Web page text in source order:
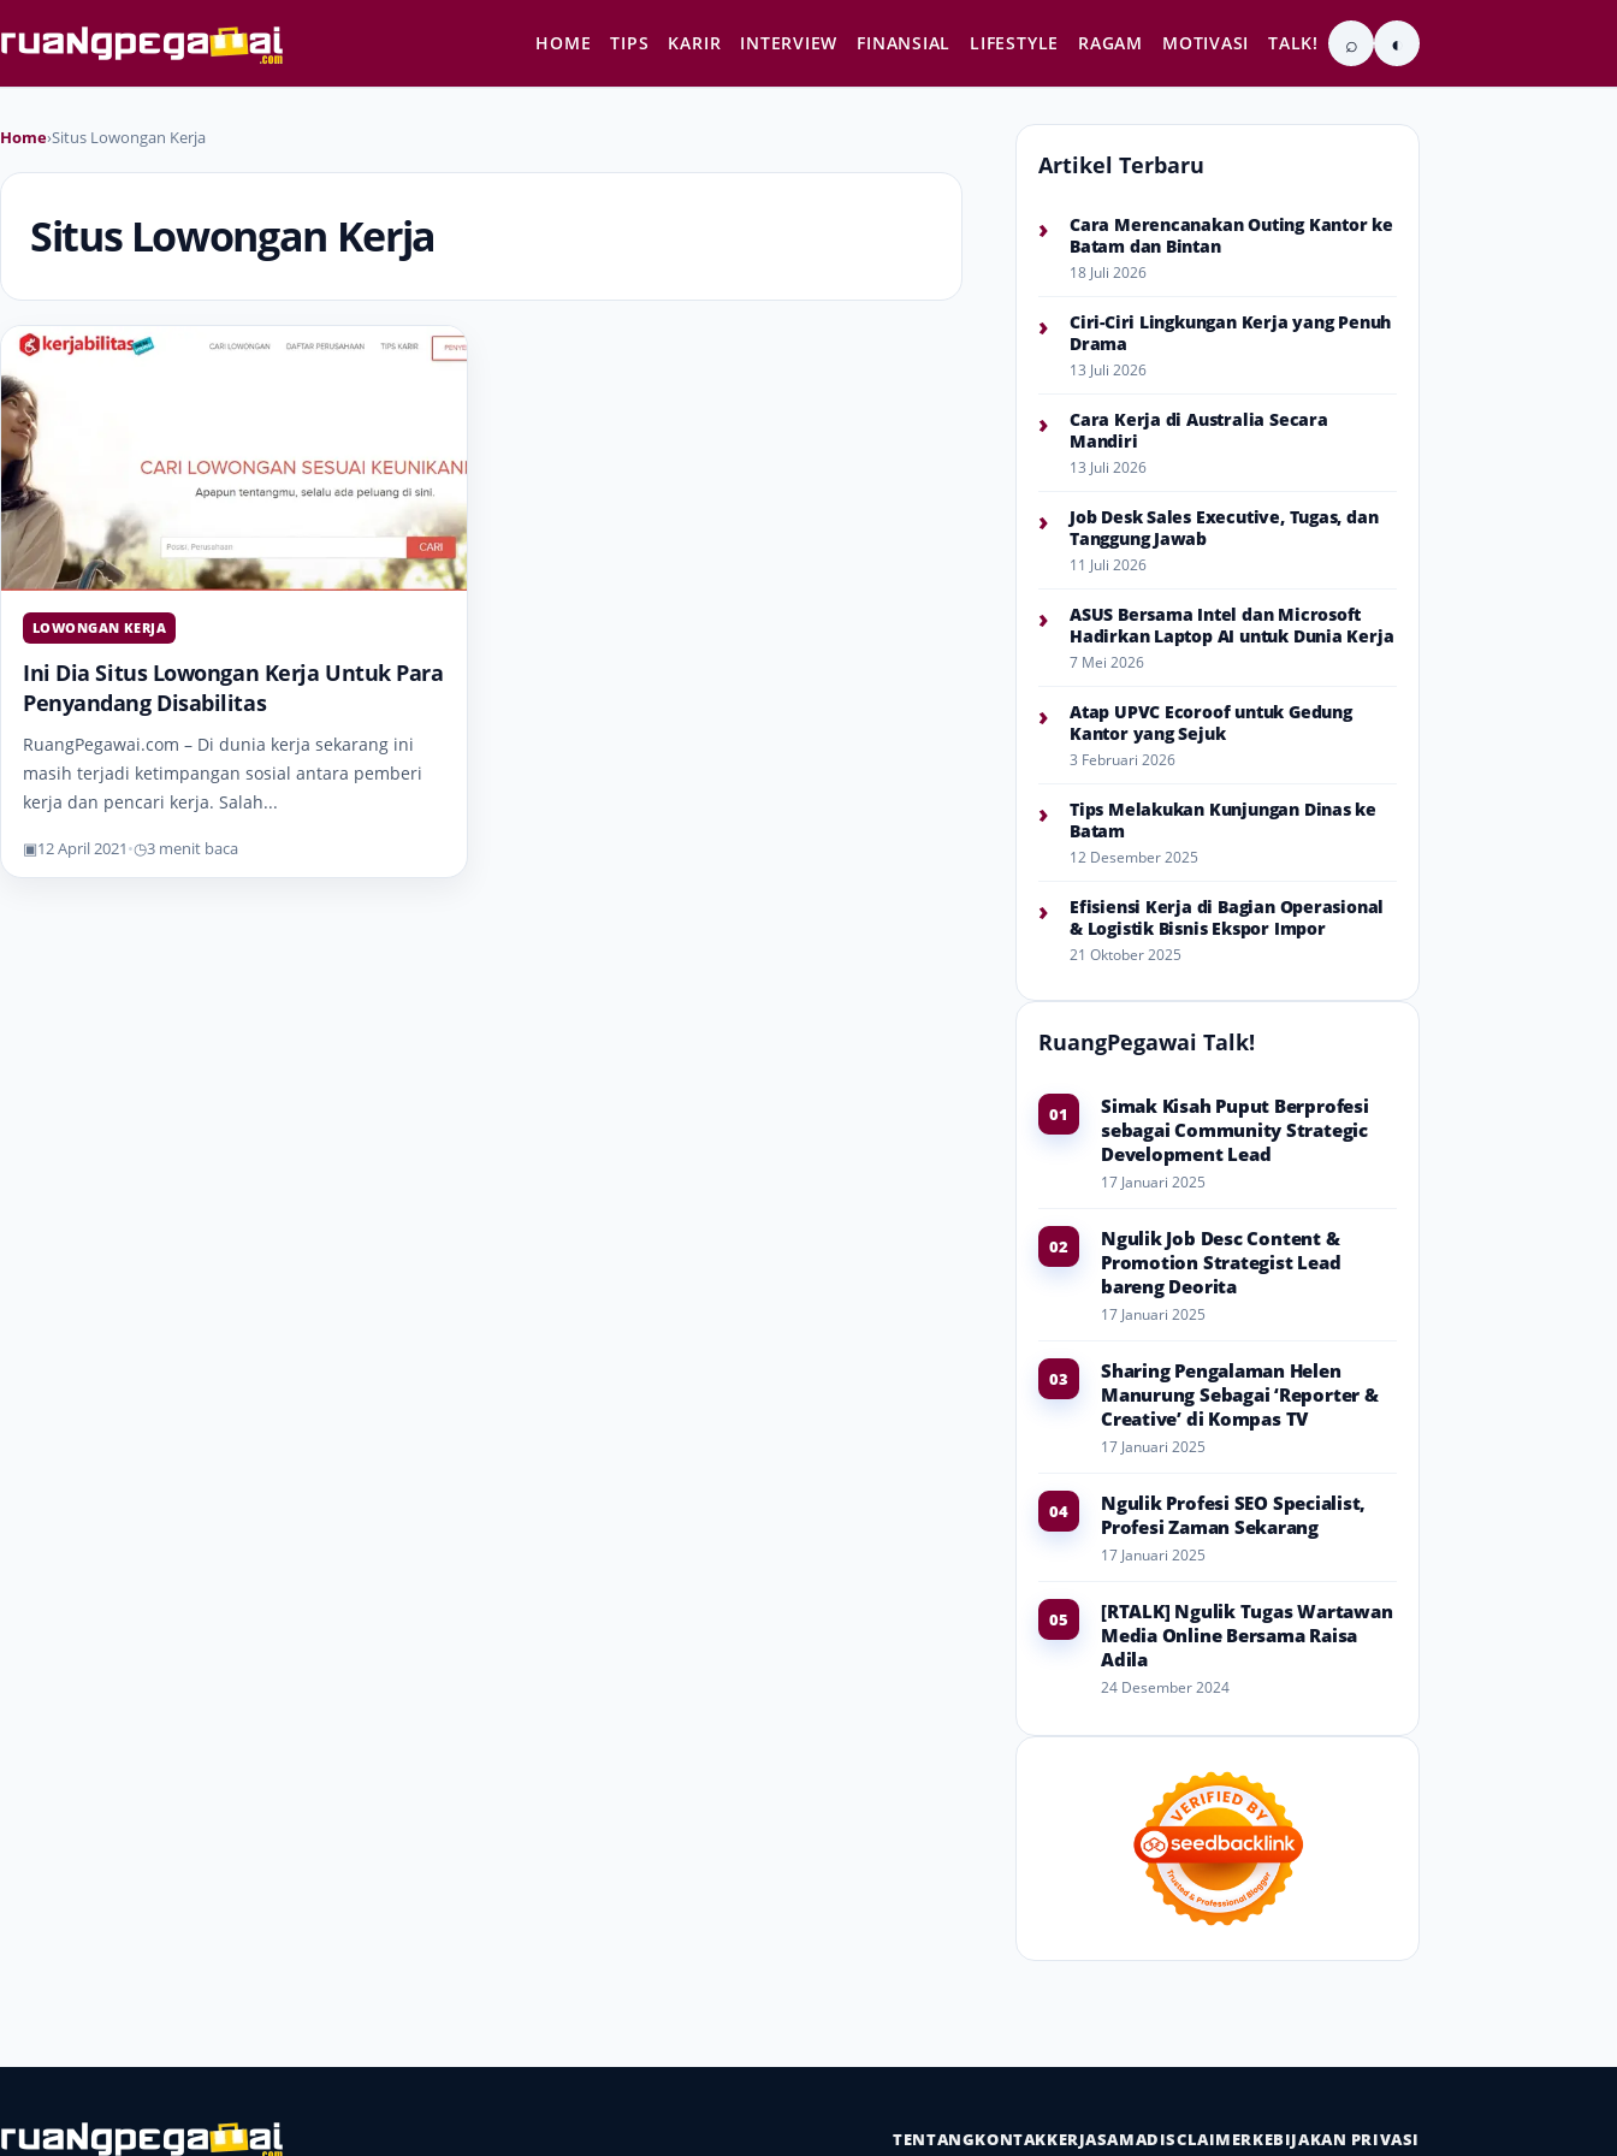
HOME TIPS KARIR INTERVIEW FINANSIAL LIFESTYLE RAGAM MOTIVASI TALK! ⌕ ◐
Home›Situs Lowongan Kerja
Situs Lowongan Kerja
LOWONGAN KERJA
Ini Dia Situs Lowongan Kerja Untuk Para
Penyandang Disabilitas
RuangPegawai.com – Di dunia kerja sekarang ini
masih terjadi ketimpangan sosial antara pemberi
kerja dan pencari kerja. Salah...
▣12 April 2021•◷3 menit baca
Artikel Terbaru
›
Cara Merencanakan Outing Kantor ke
Batam dan Bintan
18 Juli 2026
›
Ciri-Ciri Lingkungan Kerja yang Penuh
Drama
13 Juli 2026
›
Cara Kerja di Australia Secara
Mandiri
13 Juli 2026
›
Job Desk Sales Executive, Tugas, dan
Tanggung Jawab
11 Juli 2026
›
ASUS Bersama Intel dan Microsoft
Hadirkan Laptop AI untuk Dunia Kerja
7 Mei 2026
›
Atap UPVC Ecoroof untuk Gedung
Kantor yang Sejuk
3 Februari 2026
›
Tips Melakukan Kunjungan Dinas ke
Batam
12 Desember 2025
›
Efisiensi Kerja di Bagian Operasional
& Logistik Bisnis Ekspor Impor
21 Oktober 2025
RuangPegawai Talk!
01
Simak Kisah Puput Berprofesi
sebagai Community Strategic
Development Lead
17 Januari 2025
02
Ngulik Job Desc Content &
Promotion Strategist Lead
bareng Deorita
17 Januari 2025
03
Sharing Pengalaman Helen
Manurung Sebagai ‘Reporter &
Creative’ di Kompas TV
17 Januari 2025
04
Ngulik Profesi SEO Specialist,
Profesi Zaman Sekarang
17 Januari 2025
05
[RTALK] Ngulik Tugas Wartawan
Media Online Bersama Raisa
Adila
24 Desember 2024
TENTANGKONTAKKERJASAMADISCLAIMERKEBIJAKAN PRIVASI